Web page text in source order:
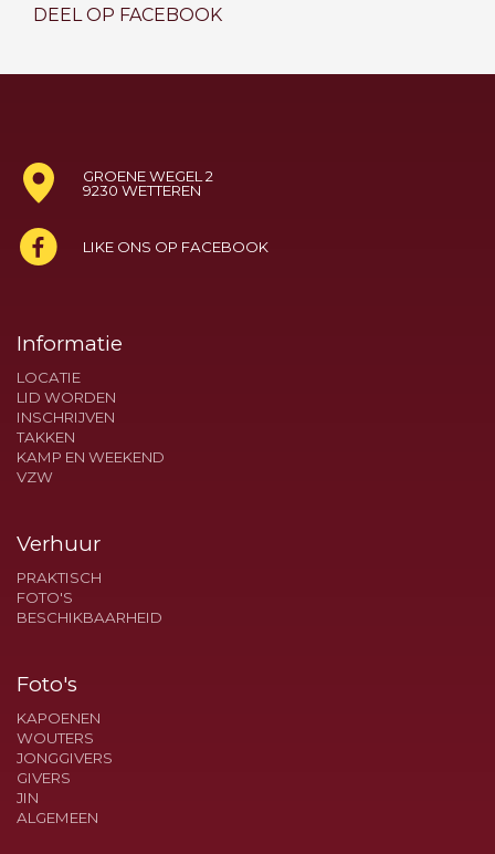
DEEL OP FACEBOOK
GROENE WEGEL 2
9230 WETTEREN
LIKE ONS OP FACEBOOK
Informatie
LOCATIE
LID WORDEN
INSCHRIJVEN
TAKKEN
KAMP EN WEEKEND
VZW
Verhuur
PRAKTISCH
FOTO'S
BESCHIKBAARHEID
Foto's
KAPOENEN
WOUTERS
JONGGIVERS
GIVERS
JIN
ALGEMEEN